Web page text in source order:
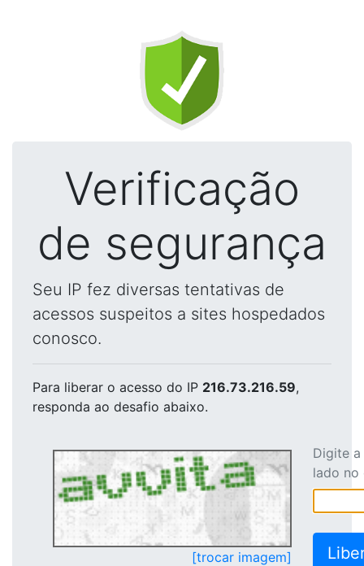
Verificação
de segurança
Seu IP fez diversas tentativas de
acessos suspeitos a sites hospedados
conosco.
Para liberar o acesso do IP 216.73.216.59,
responda ao desafio abaixo.
[trocar imagem]
Digite
lado no